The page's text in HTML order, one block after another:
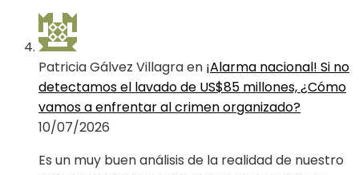
Patricia Gálvez Villagraen ¡Alarma nacional! Si no
detectamos el lavado de US$85 millones, ¿Cómo
vamos a enfrentar al crimen organizado?
10/07/2026
Es un muy buen análisis de la realidad de nuestro